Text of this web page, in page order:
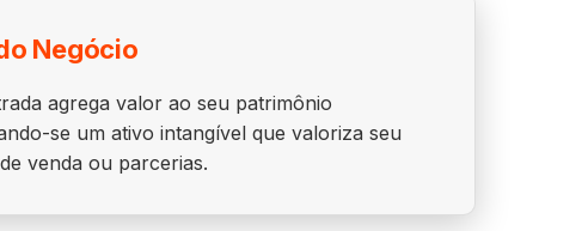
Negócio
agrega valor ao seu patrimônio
se um ativo intangível que valoriza seu
venda ou parcerias.